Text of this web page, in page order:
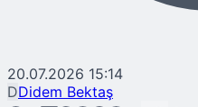
20.07.2026 15:14
DDidem Bektaş